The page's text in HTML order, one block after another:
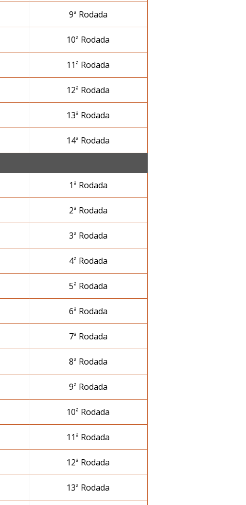
9ª Rodada
10ª Rodada
11ª Rodada
12ª Rodada
13ª Rodada
14ª Rodada
1ª Rodada
2ª Rodada
3ª Rodada
4ª Rodada
5ª Rodada
6ª Rodada
7ª Rodada
8ª Rodada
9ª Rodada
10ª Rodada
11ª Rodada
12ª Rodada
13ª Rodada